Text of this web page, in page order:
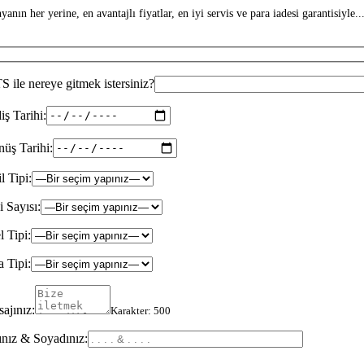
her yerine, en avantajlı fiyatlar, en iyi servis ve para iadesi
ile nereye gitmek istersiniz?
Tarihi:
Tarihi:
Tipi:
Tipi:
Tipi:
Karakter: 500
& Soyadınız: